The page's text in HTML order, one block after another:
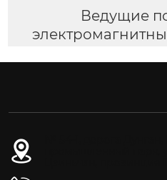
Ведущие